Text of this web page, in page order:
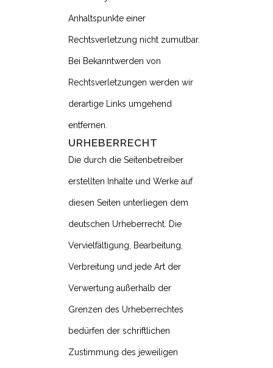
Anhaltspunkte einer
Rechtsverletzung nicht zumutbar.
Bei Bekanntwerden von
Rechtsverletzungen werden wir
derartige Links umgehend
entfernen.
URHEBERRECHT
Die durch die Seitenbetreiber
erstellten Inhalte und Werke auf
diesen Seiten unterliegen dem
deutschen Urheberrecht. Die
Vervielfältigung, Bearbeitung,
Verbreitung und jede Art der
Verwertung außerhalb der
Grenzen des Urheberrechtes
bedürfen der schriftlichen
Zustimmung des jeweiligen